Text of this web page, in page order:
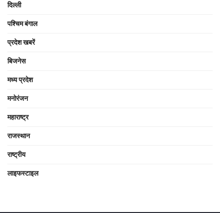
दिल्ली
पश्चिम बंगाल
प्रदेश खबरें
बिजनेस
मध्य प्रदेश
मनोरंजन
महाराष्ट्र
राजस्थान
राष्ट्रीय
लाइफस्टाइल